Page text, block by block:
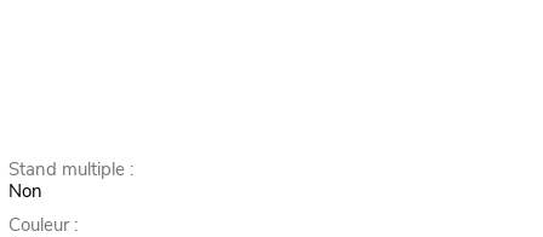
Stand multiple :
Non
Couleur :